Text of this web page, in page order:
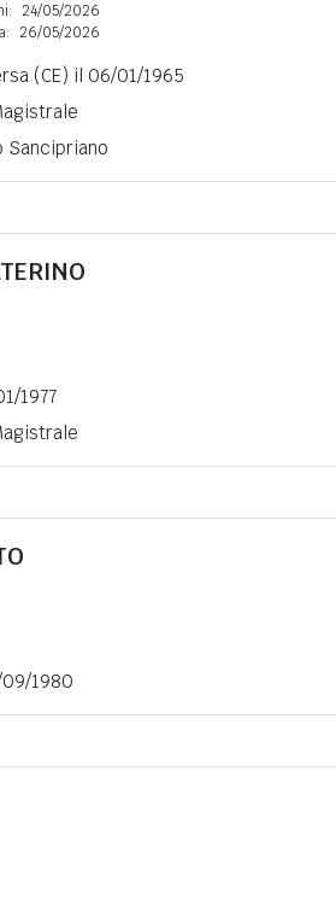
24/05/2026
26/05/2026
(CE) il 06/01/1965
Sancipriano
1977
09/1980